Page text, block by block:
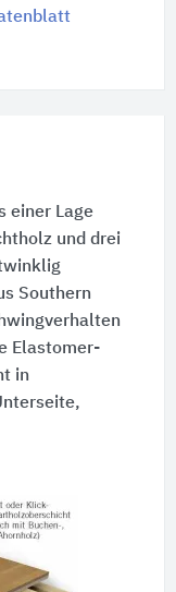
einer Lage
und drei
Southern
Elastomer-
in